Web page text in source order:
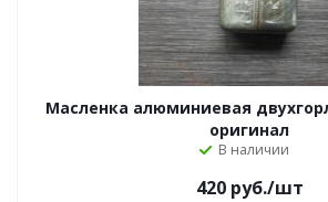
Масленка алюминиевая
оригинал
В наличии
420руб./шт